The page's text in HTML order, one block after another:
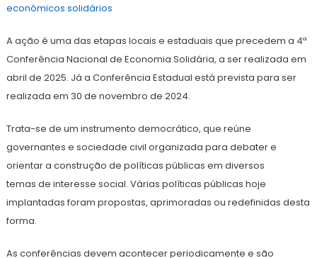
econômicos solidários
A ação é uma das etapas locais e estaduais que precedem a 4ª
Conferência Nacional de Economia Solidária, a ser realizada em
abril de 2025. Já a Conferência Estadual está prevista para ser
realizada em 30 de novembro de 2024.
Trata-se de um instrumento democrático, que reúne
governantes e sociedade civil organizada para debater e
orientar a construção de políticas públicas em diversos
temas de interesse social. Várias políticas públicas hoje
implantadas foram propostas, aprimoradas ou redefinidas desta
forma.
As conferências devem acontecer periodicamente e são